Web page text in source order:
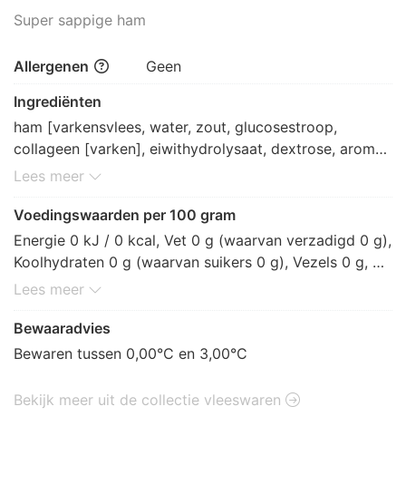
Super sappige ham
Allergenen
Geen
Ingrediënten
ham [varkensvlees, water, zout, glucosestroop,
collageen [varken], eiwithydrolysaat, dextrose, aroma
(rook), rook, antioxidant: E301, E325,
E450, E451, E452, verdikkingsmiddel: E407,
zuurteregelaar: E300, E508]
Lees meer
Voedingswaarden per 100 gram
Energie 0 kJ / 0 kcal, Vet 0 g (waarvan verzadigd 0 g),
Koolhydraten 0 g (waarvan suikers 0 g), Vezels 0 g,
Eiwitten 0 g, Zout 0 g.
Lees meer
Bewaaradvies
Bewaren tussen 0,00°C en 3,00°C
Bekijk meer uit de collectie vleeswaren